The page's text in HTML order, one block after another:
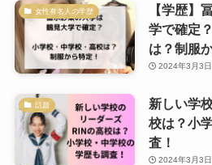
女性有名人の学歴
【学歴】
学で確定
は？制服
2024年3月3日
話題
新しい学
校は？小
査！
2024年3月3日